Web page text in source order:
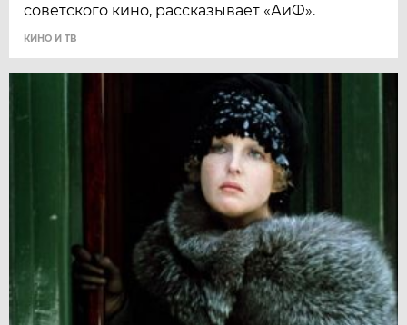
советского кино, рассказывает «АиФ».
КИНО И ТВ